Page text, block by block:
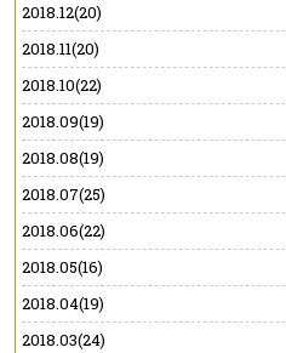
2018.12(20)
2018.11(20)
2018.10(22)
2018.09(19)
2018.08(19)
2018.07(25)
2018.06(22)
2018.05(16)
2018.04(19)
2018.03(24)